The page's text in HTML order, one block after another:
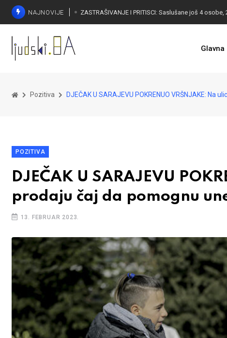
NAJNOVIJE
Glavna
Pozitiva DJEČAK U SARAJEVU POKRENUO VRŠNJAKE: Na
POZITIVA
DJEČAK U SARAJEVU
prodaju čaj da pomognu
13. FEBRUAR 2023.